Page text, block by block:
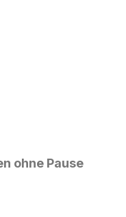
ohne Pause